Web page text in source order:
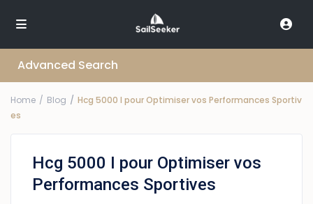
Advanced Search
Home Blog
Hcg 5000 I pour Optimiser vos Performances Sportiv
es
Hcg 5000 I pour Optimiser vos
Performances Sportives